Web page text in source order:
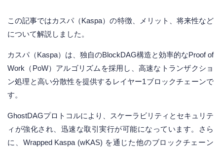
この記事ではカスパ（Kaspa）の特徴、メリット、将来性など
について解説しました。
カスパ（Kaspa）は、独自のBlockDAG構造と効率的なProof of
Work（PoW）アルゴリズムを採用し、高速なトランザクショ
ン処理と高い分散性を提供するレイヤー1ブロックチェーンで
す。
GhostDAGプロトコルにより、スケーラビリティとセキュリテ
ィが強化され、迅速な取引実行が可能になっています。さら
に、Wrapped Kaspa (wKAS) を通じた他のブロックチェーン